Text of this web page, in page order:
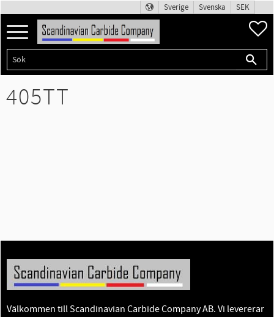
Meny
Sverige Svenska SEK
405TT
Välkommen till Scandinavian Carbide Company AB. Vi levererar